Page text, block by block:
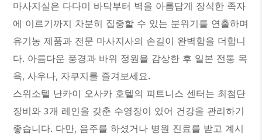
마사지실은 다다미 바닥부터 벽을 아름답게 장식한 족자
에 이르기까지 차분히 집중할 수 있는 분위기를 연출하며
유기농 제품과 전문 마사지사의 손길이 완벽함을 더합니
다. 아름다운 풍경과 바위 정원을 감상한 후 일본 전통 목
욕, 사우나, 자쿠지를 즐겨보세요.
스위소텔 난카이 오사카 호텔의 피트니스 센터는 최첨단
장비와 3개 레인을 갖춘 수영장이 있어 건강을 관리하기
좋습니다. 다만, 음주를 하셨거나 병원 진료를 받고 계시